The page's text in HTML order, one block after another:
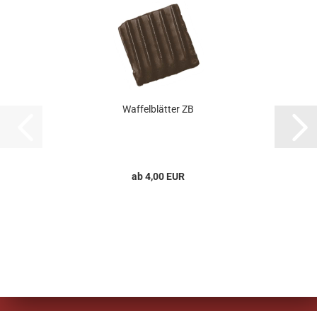
Waffelblätter ZB
ab 4,00 EUR